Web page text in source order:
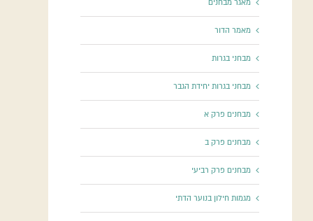
מאגר מבחנים
מאמר הדור
מבחני בגרות
מבחני בגרות יחידת הגבר
מבחנים פרק א
מבחנים פרק ב
מבחנים פרק רביעי
מגמות חילון בנוער הדתי